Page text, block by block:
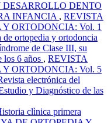
DESARROLLO DENTO
INFANCIA , REVISTA
ORTODONCIA: Vol. 1
ortopedia y ortodoncia
de Clase III, su
los 6 años , REVISTA
ORTODONCIA: Vol. 5
electrónica del
y Diagnóstico de las
clìnica primera